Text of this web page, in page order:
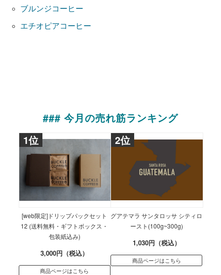
ブルンジコーヒー
エチオピアコーヒー
### 今月の売れ筋ランキング
1位
[web限定]ドリップパックセット
12 (送料無料・ギフトボックス・
包装紙込み)
3,000円（税込）
商品ページはこちら
2位
グアテマラ サンタロッサ シティロ
ースト(100g~300g)
1,030円（税込）
商品ページはこちら